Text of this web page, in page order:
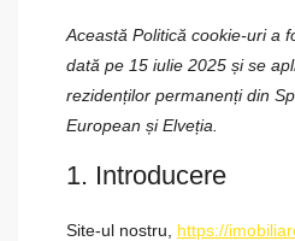
Această Politică cookie-uri a
dată pe 15 iulie 2025 și se
rezidenților permanenți din
European și Elveția.
1. Introducere
Site-ul nostru, https://